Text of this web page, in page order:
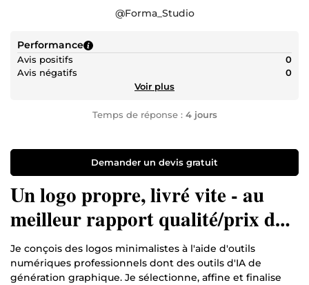
@Forma_Studio
Performance
Avis positifs
0
Avis négatifs
0
Voir plus
Temps de réponse : 4 jours
Demander un devis gratuit
Un logo propre, livré vite - au
meilleur rapport qualité/prix du
marché.
Je conçois des logos minimalistes à l'aide d'outils
numériques professionnels dont des outils d'IA de
génération graphique. Je sélectionne, affine et finalise